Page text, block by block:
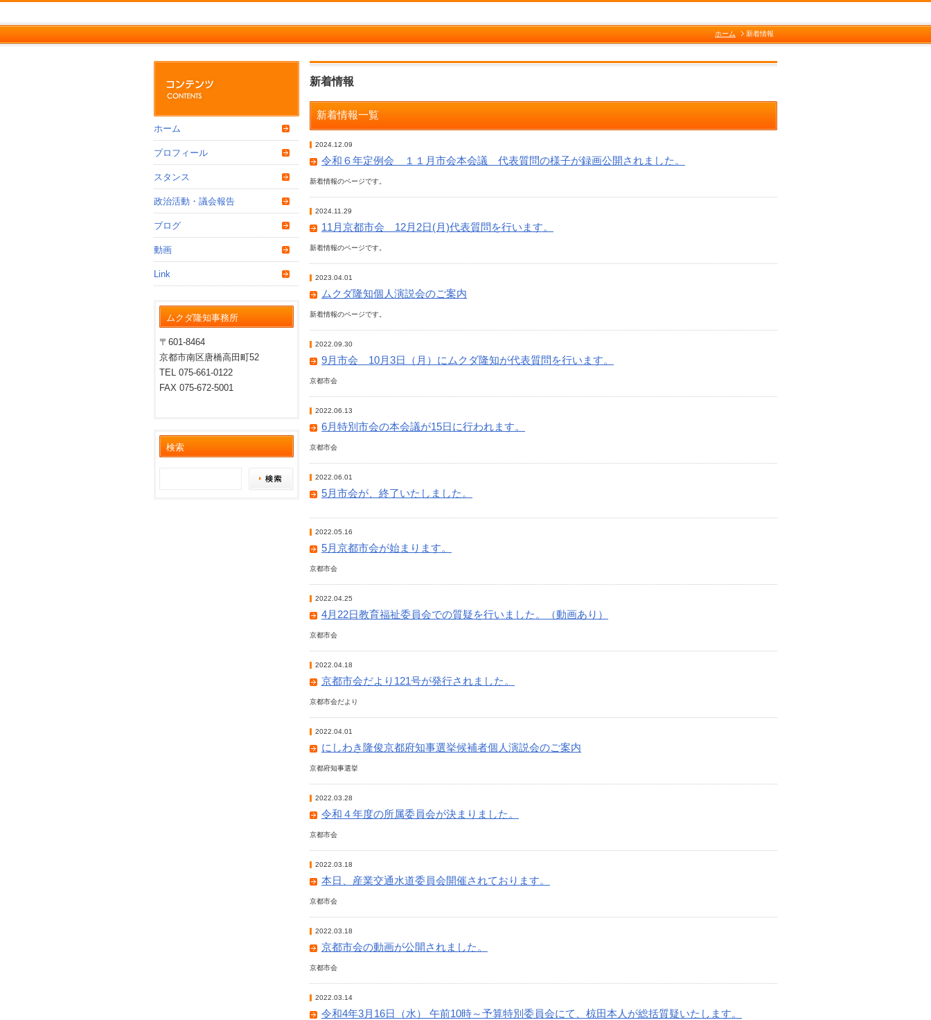
ホーム 新着情報
新着情報
新着情報一覧
2024.12.09
令和６年定例会 １１月市会本会議 代表質問の様子が録画公開されました。
新着情報のページです。
2024.11.29
11月京都市会 12月2日(月)代表質問を行います。
新着情報のページです。
2023.04.01
ムクダ隆知個人演説会のご案内
新着情報のページです。
2022.09.30
9月市会 10月3日（月）にムクダ隆知が代表質問を行います。
京都市会
2022.06.13
6月特別市会の本会議が15日に行われます。
京都市会
2022.06.01
5月市会が、終了いたしました。
2022.05.16
5月京都市会が始まります。
京都市会
2022.04.25
4月22日教育福祉委員会での質疑を行いました。（動画あり）
京都市会
2022.04.18
京都市会だより121号が発行されました。
京都市会だより
2022.04.01
にしわき隆俊京都府知事選挙候補者個人演説会のご案内
京都府知事選挙
2022.03.28
令和４年度の所属委員会が決まりました。
京都市会
2022.03.18
本日、産業交通水道委員会開催されております。
京都市会
2022.03.18
京都市会の動画が公開されました。
京都市会
2022.03.14
令和4年3月16日（水） 午前10時～予算特別委員会にて、椋田本人が総括質疑いたします。
ホーム
プロフィール
スタンス
政治活動・議会報告
ブログ
動画
Link
ムクダ隆知事務所
〒601-8464
京都市南区唐橋高田町52
TEL 075-661-0122
FAX 075-672-5001
検索